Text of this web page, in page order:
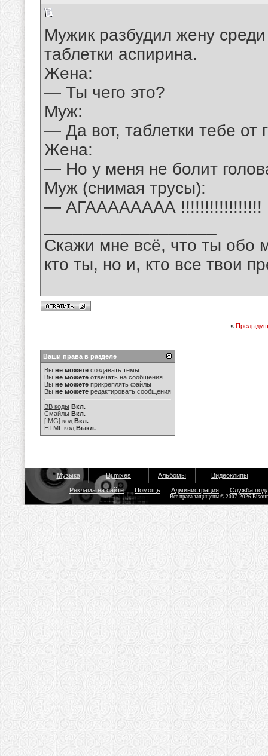
Мужик разбудил жену
таблетки аспирина.
Жена:
— Ты чего это?
Муж:
— Да вот, таблетки тебе от
Жена:
— Но у меня не болит
Муж (снимая трусы):
— АГАААААААА !!!!!!!!!!!!!!!!!
Скажи мне всё, что ты обо
кто ты, но и, кто все твои
«
Ваши права в разделе
Вы не можете создавать темы
Вы не можете отвечать на сообщения
Вы не можете прикреплять файлы
Вы не можете редактировать сообщения
BB коды Вкл.
Смайлы Вкл.
[IMG] код Вкл.
HTML код Выкл.
Музыка Dj mixes Альбомы Видеоклипы
Реклама на сайте Помощь Администрация Служба
Все права защищены © 2007-2026